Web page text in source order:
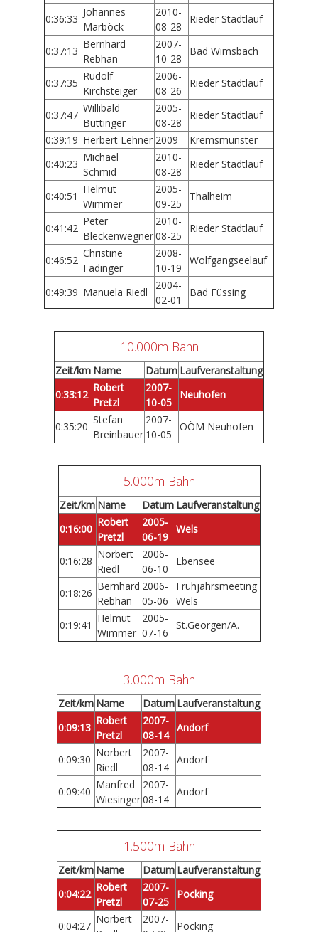
0:36:33
Johannes
Marböck
2010-
08-28
Rieder Stadtlauf
0:37:13
Bernhard
Rebhan
2007-
10-28
Bad Wimsbach
0:37:35
Rudolf
Kirchsteiger
2006-
08-26
Rieder Stadtlauf
0:37:47
Willibald
Buttinger
2005-
08-28
Rieder Stadtlauf
0:39:19 Herbert Lehner 2009
Kremsmünster
0:40:23
Michael
Schmid
2010-
08-28
Rieder Stadtlauf
0:40:51
Helmut
Wimmer
2005-
09-25
Thalheim
0:41:42
Peter
Bleckenwegner
2010-
08-25
Rieder Stadtlauf
0:46:52
Christine
Fadinger
2008-
10-19
Wolfgangseelauf
0:49:39 Manuela Riedl
2004-
02-01
Bad Füssing
10.000m Bahn
Zeit/km Name Datum Laufveranstaltung
0:33:12
Robert
Pretzl
2007-
10-05
Neuhofen
0:35:20
Stefan
Breinbauer
2007-
10-05
OÖM Neuhofen
5.000m Bahn
Zeit/km Name Datum Laufveranstaltung
0:16:00
Robert
Pretzl
2005-
06-19
Wels
0:16:28
Norbert
Riedl
2006-
06-10
Ebensee
0:18:26
Bernhard
Rebhan
2006-
05-06
Frühjahrsmeeting
Wels
0:19:41
Helmut
Wimmer
2005-
07-16
St.Georgen/A.
3.000m Bahn
Zeit/km Name Datum Laufveranstaltung
0:09:13
Robert
Pretzl
2007-
08-14
Andorf
0:09:30
Norbert
Riedl
2007-
08-14
Andorf
0:09:40
Manfred
Wiesinger
2007-
08-14
Andorf
1.500m Bahn
Zeit/km Name Datum Laufveranstaltung
0:04:22
Robert
Pretzl
2007-
07-25
Pocking
0:04:27
Norbert
2007-
Pocking